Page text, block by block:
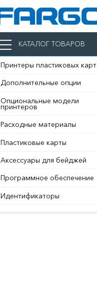
КАТАЛОГ ТОВАРОВ
Принтеры пластиковых карт
Дополнительные опции
Опциональные модели
принтеров
Расходные материалы
Пластиковые карты
Аксессуары для бейджей
Программное обеспечение
Идентификаторы